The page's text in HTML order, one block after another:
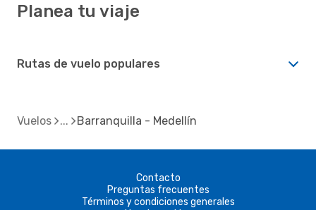
Planea tu viaje
Rutas de vuelo populares
Vuelos Barranquilla - Medellín
Contacto
Preguntas frecuentes
Términos y condiciones generales